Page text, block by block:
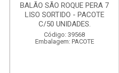
BALÃO SÃO ROQUE PERA 7
LISO SORTIDO - PACOTE
C/50 UNIDADES.
Código: 39568
Embalagem: PACOTE